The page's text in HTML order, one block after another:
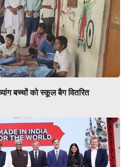
बच्चों को स्कूल बैग वितरित